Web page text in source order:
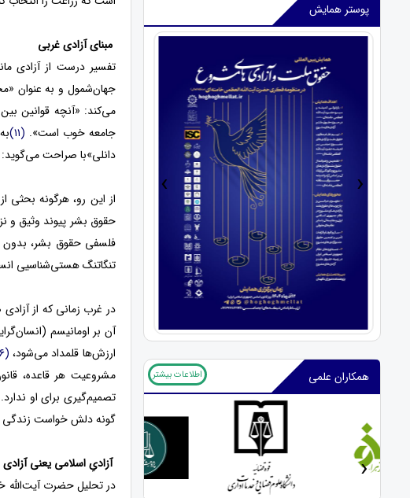
پوستر همایش
› ‹
همکاران علمی اطلاعات بیشتر
‹ ›
مبنای آزادی غربی
تفسیر درست از آزادی
جهان‌شمول و به عنوان
می‌کند: «آنچه قوانین
جامعه خوب است». (۱۱)
دانلی»با صراحت
از این رو، هرگونه
حقوق بشر پیوند وثیق و
فلسفی حقوق بشر، بدون
تنگاتنگ هستی‌شناسیی
در غرب زمانی که از
آن بر اومانیسم
ارزش‌ها قلمداد می‌شود، (۱۶)
مشروعیت هر قاعده،
تصمیم‌گیری برای او
گونه دلش خواست زندگی
آزادیِ اسلامی یعنی
در تحلیل حضرت آیت‌الله